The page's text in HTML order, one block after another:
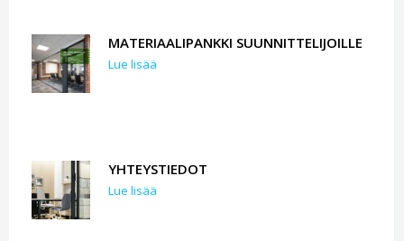
MATERIAALIPANKKI SUUNNITTELIJOILLE
Lue lisää
YHTEYSTIEDOT
Lue lisää